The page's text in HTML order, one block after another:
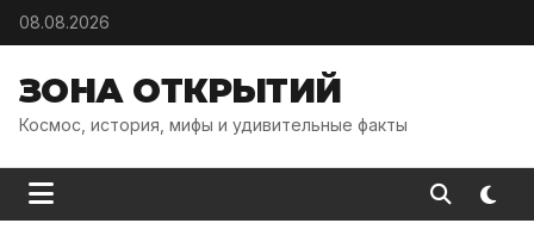
Skip to content
08.08.2026
ЗОНА ОТКРЫТИЙ
Космос, история, мифы и удивительные факты